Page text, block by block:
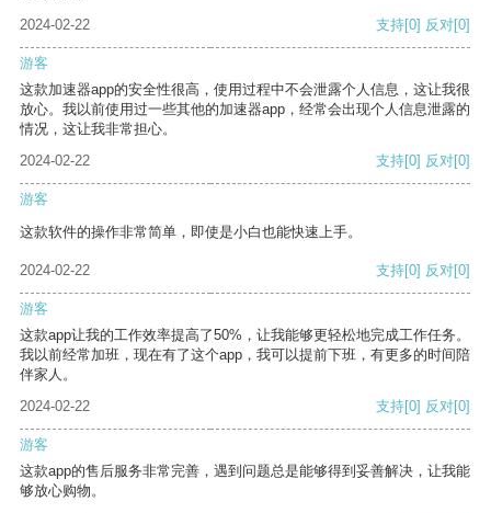
2024-02-22
支持[0] 反对[0]
游客
这款加速器app的安全性很高，使用过程中不会泄露个人信息，这让我很
放心。我以前使用过一些其他的加速器app，经常会出现个人信息泄露的
情况，这让我非常担心。
2024-02-22
支持[0] 反对[0]
游客
这款软件的操作非常简单，即使是小白也能快速上手。
2024-02-22 支持[0] 反对[0]
游客
这款app让我的工作效率提高了50%，让我能够更轻松地完成工作任务。
我以前经常加班，现在有了这个app，我可以提前下班，有更多的时间陪
伴家人。
2024-02-22
支持[0] 反对[0]
游客
这款app的售后服务非常完善，遇到问题总是能够得到妥善解决，让我能
够放心购物。